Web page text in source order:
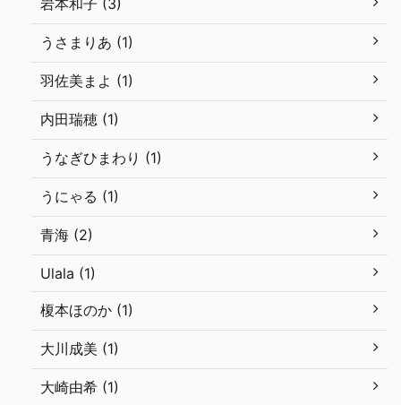
岩本和子 (3)
うさまりあ (1)
羽佐美まよ (1)
内田瑞穂 (1)
うなぎひまわり (1)
うにゃる (1)
青海 (2)
Ulala (1)
榎本ほのか (1)
大川成美 (1)
大崎由希 (1)